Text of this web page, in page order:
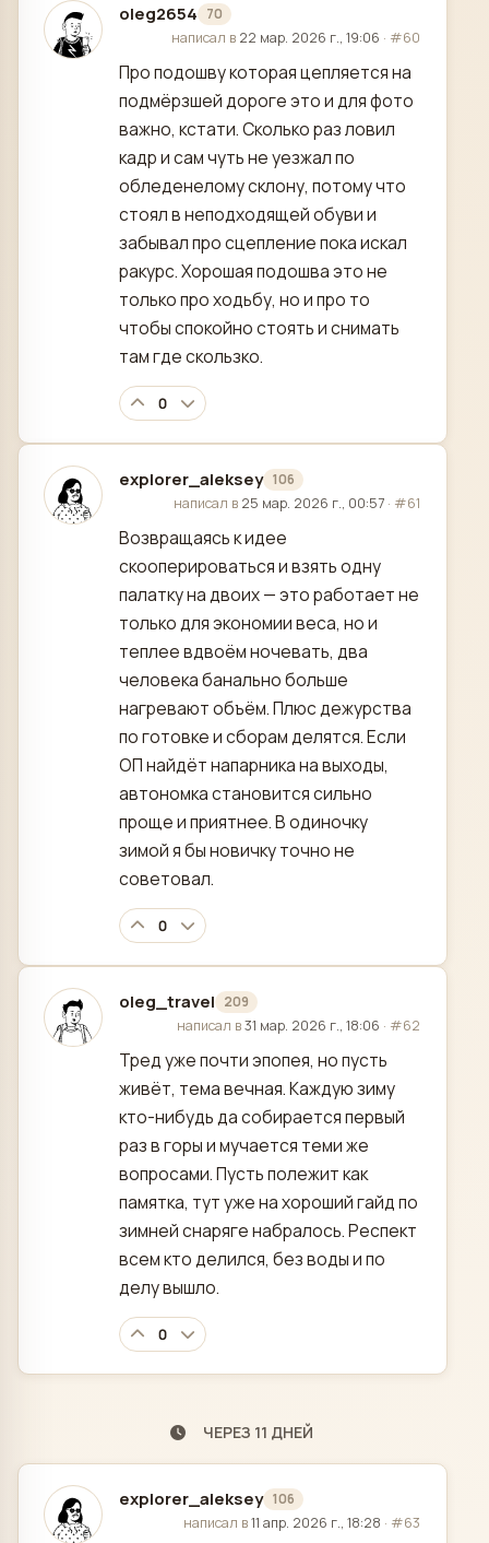
oleg2654 70
отредактировано
написал в 22 мар. 2026 г., 19:06 · #60
Про подошву которая цепляется на
подмёрзшей дороге это и для фото
важно, кстати. Сколько раз ловил
кадр и сам чуть не уезжал по
обледенелому склону, потому что
стоял в неподходящей обуви и
забывал про сцепление пока искал
ракурс. Хорошая подошва это не
только про ходьбу, но и про то
чтобы спокойно стоять и снимать
там где скользко.
0
explorer_aleksey 106
отредактировано
написал в 25 мар. 2026 г., 00:57 · #61
Возвращаясь к идее
скооперироваться и взять одну
палатку на двоих — это работает не
только для экономии веса, но и
теплее вдвоём ночевать, два
человека банально больше
нагревают объём. Плюс дежурства
по готовке и сборам делятся. Если
ОП найдёт напарника на выходы,
автономка становится сильно
проще и приятнее. В одиночку
зимой я бы новичку точно не
советовал.
0
oleg_travel 209
отредактировано
написал в31 мар. 2026 г., 18:06 · #62
Тред уже почти эпопея, но пусть
живёт, тема вечная. Каждую зиму
кто-нибудь да собирается первый
раз в горы и мучается теми же
вопросами. Пусть полежит как
памятка, тут уже на хороший гайд по
зимней снаряге набралось. Респект
всем кто делился, без воды и по
делу вышло.
0
ЧЕРЕЗ 11 ДНЕЙ
explorer_aleksey 106
отредактировано
написал в11 апр. 2026 г., 18:28 · #63